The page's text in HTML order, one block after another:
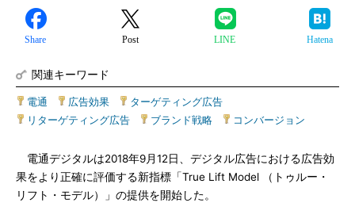
Share Post LINE Hatena
関連キーワード
電通 広告効果 ターゲティング広告
リターゲティング広告
ブランド戦略 コンバージョン
電通デジタルは2018年9月12日、デジタル広告における広告効
果をより正確に評価する新指標「True Lift Model （トゥルー・
リフト・モデル）」の提供を開始した。